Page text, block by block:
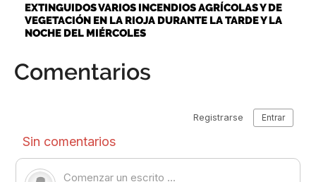
EXTINGUIDOS VARIOS INCENDIOS AGRÍCOLAS Y DE
VEGETACIÓN EN LA RIOJA DURANTE LA TARDE Y LA
NOCHE DEL MIÉRCOLES
Comentarios